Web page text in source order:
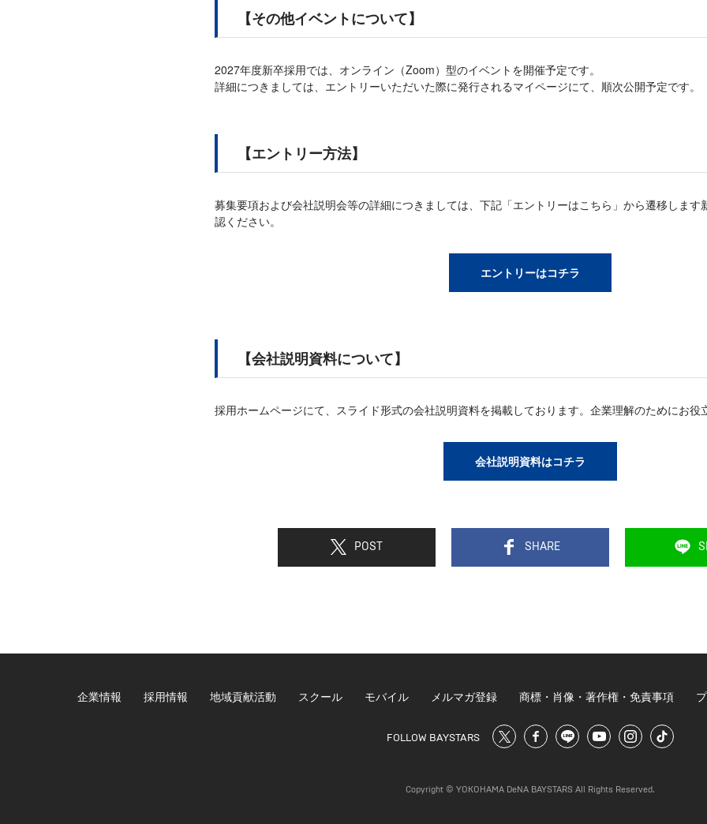
【その他イベントについて】
2027年度新卒採用では、オンライン（Zoom）型のイベントを開催予定です。
詳細につきましては、エントリーいただいた際に発行されるマイページにて、順次公開予定です。
【エントリー方法】
募集要項および会社説明会等の詳細につきましては、下記「エントリーはこちら」から遷移します
認ください。
エントリーはコチラ
【会社説明資料について】
採用ホームページにて、スライド形式の会社説明資料を掲載しております。企業理解のためにお役
会社説明資料はコチラ
POST SHARE
企業情報 採用情報 地域貢献活動 スクール モバイル メルマガ登録 商標・肖像・著作権・免責事項
FOLLOW BAYSTARS
Copyright © YOKOHAMA DeNA BAYSTARS All Rights Reserved.